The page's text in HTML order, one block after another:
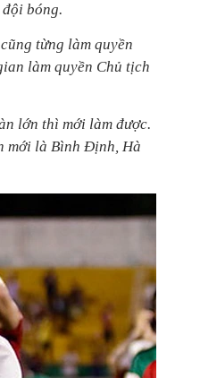
bóng.
từng làm quyền
làm quyền Chủ tịch
lớn thì mới làm được.
mới là Bình Định, Hà